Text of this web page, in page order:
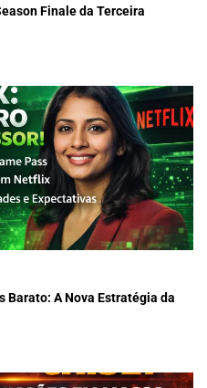
Finale da Terceira
Barato: A Nova Estratégia da